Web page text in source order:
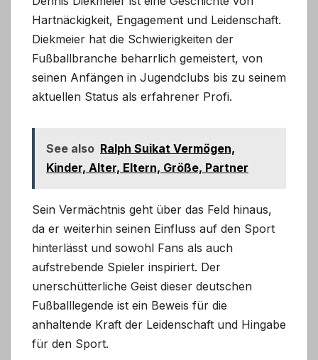
Hartnäckigkeit, Engagement und Leidenschaft.
Diekmeier hat die Schwierigkeiten der
Fußballbranche beharrlich gemeistert, von
seinen Anfängen in Jugendclubs bis zu seinem
aktuellen Status als erfahrener Profi.
See also Ralph Suikat Vermögen,
Kinder, Alter, Eltern, Größe, Partner
Sein Vermächtnis geht über das Feld hinaus,
da er weiterhin seinen Einfluss auf den Sport
hinterlässt und sowohl Fans als auch
aufstrebende Spieler inspiriert. Der
unerschütterliche Geist dieser deutschen
Fußballlegende ist ein Beweis für die
anhaltende Kraft der Leidenschaft und Hingabe
für den Sport.